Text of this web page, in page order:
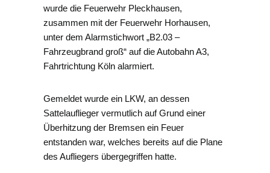
wurde die Feuerwehr Pleckhausen,
zusammen mit der Feuerwehr Horhausen,
unter dem Alarmstichwort „B2.03 –
Fahrzeugbrand groß“ auf die Autobahn A3,
Fahrtrichtung Köln alarmiert.
Gemeldet wurde ein LKW, an dessen
Sattelauflieger vermutlich auf Grund einer
Überhitzung der Bremsen ein Feuer
entstanden war, welches bereits auf die Plane
des Aufliegers übergegriffen hatte.